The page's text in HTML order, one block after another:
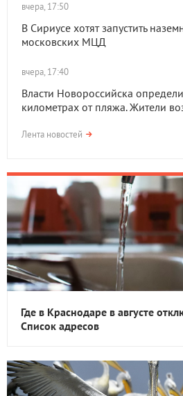
вчера, 17:50
В Сириусе хотят запустить
московских МЦД
вчера, 17:40
Власти Новороссийска
километрах от пляжа. Жители
Лента новостей
Где в Краснодаре в августе
Список адресов